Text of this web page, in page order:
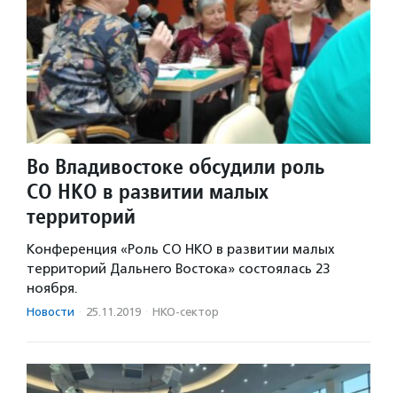
Во Владивостоке обсудили роль
СО НКО в развитии малых
территорий
Конференция «Роль СО НКО в развитии малых
территорий Дальнего Востока» состоялась 23
ноября.
Новости · 25.11.2019 · НКО-сектор